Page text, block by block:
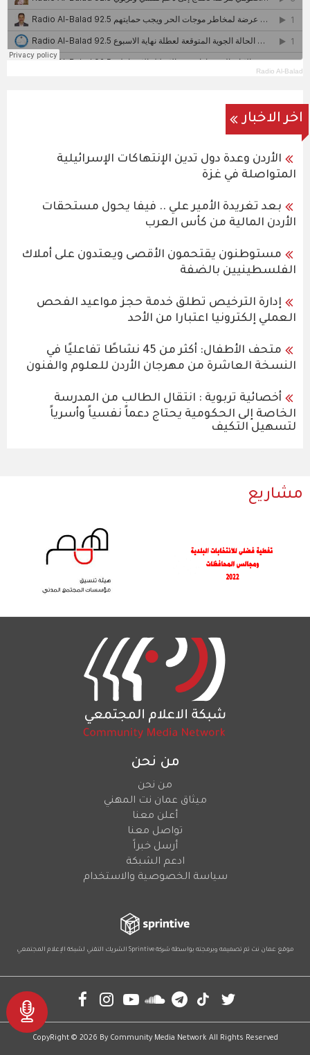
Radio Al-Balad
اخر الاخبار
الأردن وعدة دول تدين الإنتهاكات الإسرائيلية
المتواصلة في غزة
بعد تغريدة الأمير علي .. فيفا يحول مستحقات
الأردن المالية من كأس العرب
مستوطنون يقتحمون الأقصى ويعتدون على أملاك
الفلسطينيين بالضفة
إدارة الترخيص تطلق خدمة حجز مواعيد الفحص
العملي إلكترونيا اعتبارا من الأحد
متحف الأطفال: أكثر من 45 نشاطًا تفاعليًا في
النسخة العاشرة من مهرجان الأردن للعلوم والفنون
أخصائية تربوية : انتقال الطالب من المدرسة
الخاصة إلى الحكومية يحتاج دعماً نفسياً وأسرياً
لتسهيل التكيف
مشاريع
من نحن
من نحن
ميثاق عمان نت المهني
أعلن معنا
تواصل معنا
أرسل خبراً
ادعم الشبكة
سياسة الخصوصية والاستخدام
موقع عمان نت تم تصميمه وبرمجته بواسطة شركةSprintive الشريك التقني لشبكة الإعلام المجتمعي
CopyRight © 2026 By Community Media Network All Rights Reserved